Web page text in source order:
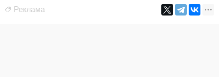
Реклама